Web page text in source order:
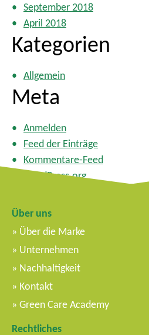
September 2018
April 2018
Kategorien
Allgemein
Meta
Anmelden
Feed der Einträge
Kommentare-Feed
WordPress.org
Über uns
Über die Marke
Unternehmen
Nachhaltigkeit
Kontakt
Green Care Academy
Rechtliches